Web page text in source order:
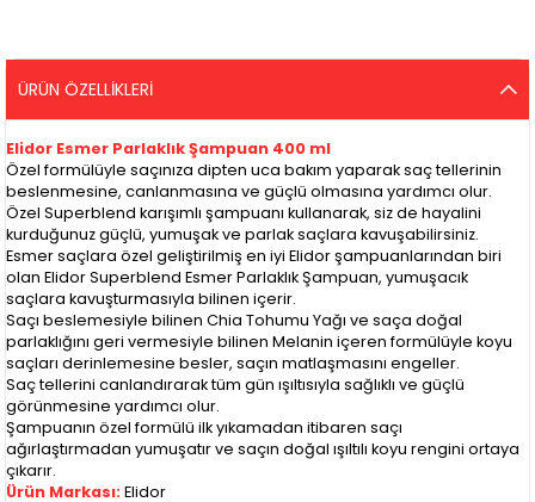
ÜRÜN ÖZELLIKLERI
Elidor Esmer Parlaklık Şampuan 400 ml
Özel formülüyle saçınıza dipten uca bakım yaparak saç tellerinin
beslenmesine, canlanmasına ve güçlü olmasına yardımcı olur.
Özel Superblend karışımlı şampuanı kullanarak, siz de hayalini
kurduğunuz güçlü, yumuşak ve parlak saçlara kavuşabilirsiniz.
Esmer saçlara özel geliştirilmiş en iyi Elidor şampuanlarından biri
olan Elidor Superblend Esmer Parlaklık Şampuan, yumuşacık
saçlara kavuşturmasıyla bilinen içerir.
Saçı beslemesiyle bilinen Chia Tohumu Yağı ve saça doğal
parlaklığını geri vermesiyle bilinen Melanin içeren formülüyle koyu
saçları derinlemesine besler, saçın matlaşmasını engeller.
Saç tellerini canlandırarak tüm gün ışıltısıyla sağlıklı ve güçlü
görünmesine yardımcı olur.
Şampuanın özel formülü ilk yıkamadan itibaren saçı
ağırlaştırmadan yumuşatır ve saçın doğal ışıltılı koyu rengini ortaya
çıkarır.
Ürün Markası: Elidor